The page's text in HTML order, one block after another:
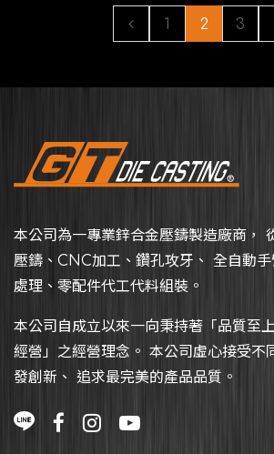
1 2 3
本公司為一專業鋅合金壓鑄製造廠商，
壓鑄、CNC加工、鑽孔攻牙、 全自動
處理、零配件代工代料組裝。
本公司自成立以來一向秉持著「品質至
經營」之經營理念。 本公司虛心接受不
發創新、 追求最完美的產品品質。